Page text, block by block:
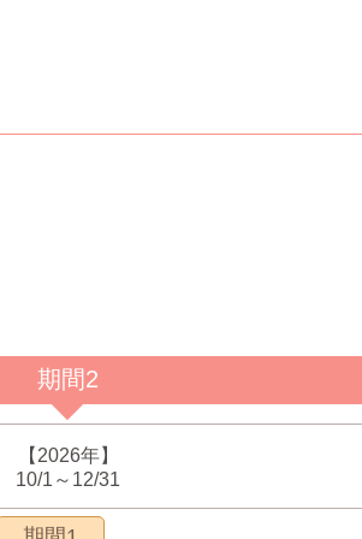
期間2
【2026年】
10/1～12/31